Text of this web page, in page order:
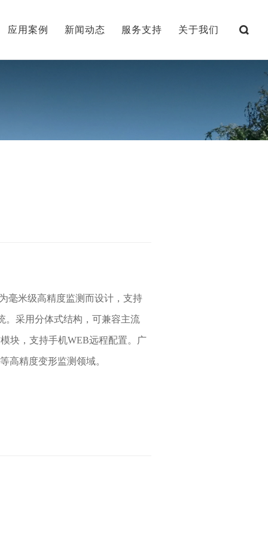
应用案例 新闻动态 服务支持 关于我们
毫米级高精度监测而设计，支持
。采用分体式结构，可兼容主流
块，支持手机WEB远程配置。广
高精度变形监测领域。